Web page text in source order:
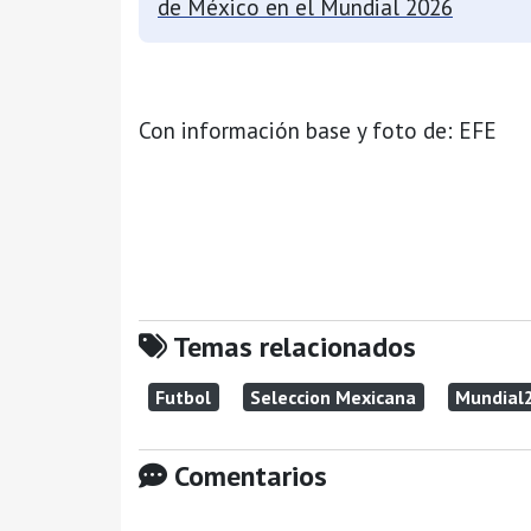
de México en el Mundial 2026
Con información base y foto de: EFE
Temas relacionados
Futbol Seleccion Mexicana
Comentarios